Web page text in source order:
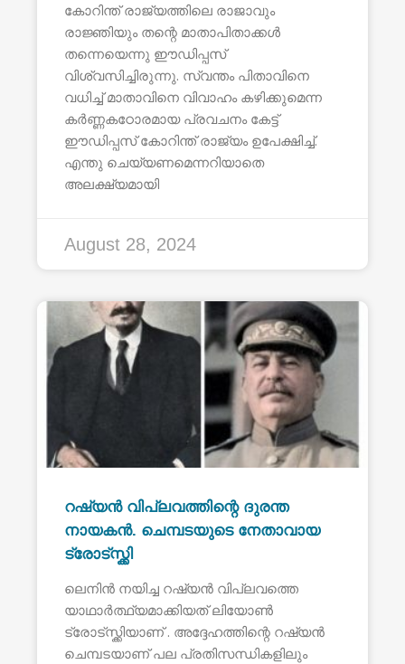
കോറിന്ത് രാജ്യത്തിലെ രാജാവും
രാജ്ഞിയും തന്റെ മാതാപിതാക്കൾ
തന്നെയെന്നു ഈഡിപ്പസ്
വിശ്വസിച്ചിരുന്നു. സ്വന്തം പിതാവിനെ
വധിച്ച് മാതാവിനെ വിവാഹം കഴിക്കുമെന്ന
കർണ്ണകഠോരമായ പ്രവചനം കേട്ട്
ഈഡിപ്പസ് കോറിന്ത് രാജ്യം ഉപേക്ഷിച്ച്.
എന്തു ചെയ്യണമെന്നറിയാതെ
അലക്ഷ്യമായി
August 28, 2024
റഷ്യൻ വിപ്ലവത്തിന്റെ ദുരന്ത
നായകൻ. ചെമ്പടയുടെ നേതാവായ
ട്രോട്സ്ക്കി
ലെനിൻ നയിച്ച റഷ്യൻ വിപ്ലവത്തെ
യാഥാർത്ഥ്യമാക്കിയത് ലിയോൺ
ട്രോട്സ്ക്കിയാണ് . അദ്ദേഹത്തിന്റെ റഷ്യൻ
ചെമ്പടയാണ് പല പ്രതിസന്ധികളിലും